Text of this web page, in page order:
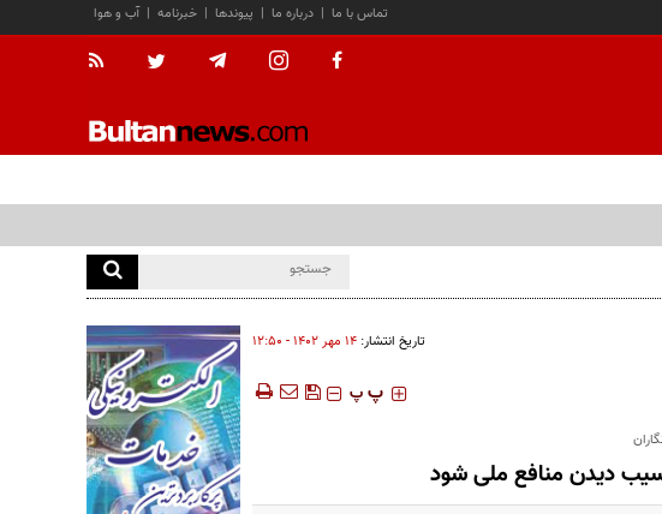
آب و هوا | خبرنامه | پیوندها | درباره ما | تماس با ما
تاریخ انتشار: ۱۴ مهر ۱۴۰۲ - ۱۲:۵۰
‍‍‍ پ پ
دیدن منافع ملی شود